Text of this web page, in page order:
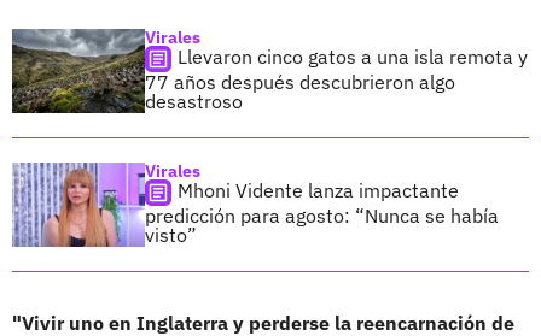
Virales
Llevaron cinco gatos a una isla remota y
77 años después descubrieron algo
desastroso
Virales
Mhoni Vidente lanza impactante
predicción para agosto: “Nunca se había
visto”
"Vivir uno en Inglaterra y perderse la reencarnación de